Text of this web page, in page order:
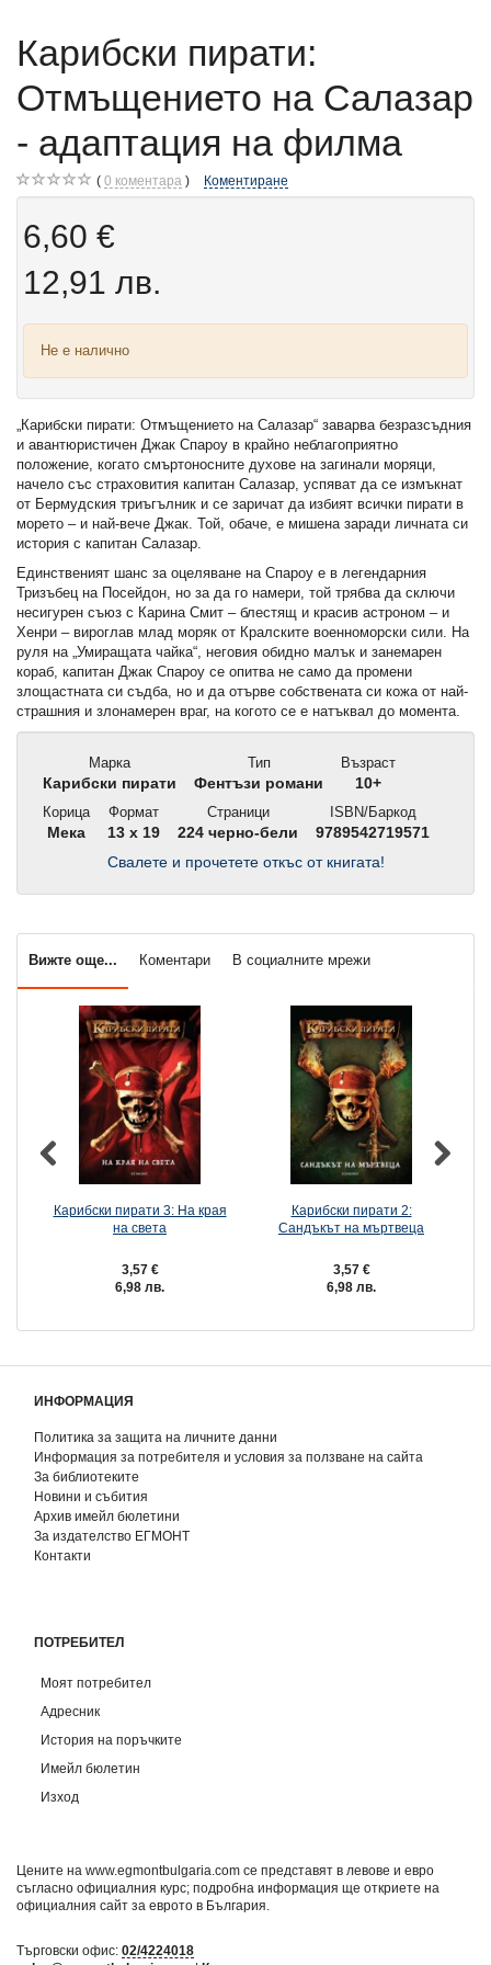
Карибски пирати:
Отмъщението на Салазар
- адаптация на филма
0 коментара Коментиране
6,60 €
12,91 лв.
Не е налично
„Карибски пирати: Отмъщението на Салазар“ заварва безразсъдния
и авантюристичен Джак Спароу в крайно неблагоприятно
положение, когато смъртоносните духове на загинали моряци,
начело със страховития капитан Салазар, успяват да се измъкнат
от Бермудския триъгълник и се заричат да избият всички пирати в
морето – и най-вече Джак. Той, обаче, е мишена заради личната си
история с капитан Салазар.
Единственият шанс за оцеляване на Спароу е в легендарния
Тризъбец на Посейдон, но за да го намери, той трябва да сключи
несигурен съюз с Карина Смит – блестящ и красив астроном – и
Хенри – вироглав млад моряк от Кралските военноморски сили. На
руля на „Умиращата чайка“, неговия обидно малък и занемарен
кораб, капитан Джак Спароу се опитва не само да промени
злощастната си съдба, но и да отърве собствената си кожа от най-
страшния и злонамерен враг, на когото се е натъквал до момента.
Марка
Карибски пирати
Тип
Фентъзи романи
Възраст
10+
Корица
Мека
Формат
13 x 19
Страници
224 черно-бели
ISBN/Баркод
9789542719571
Свалете и прочетете откъс от книгата!
Вижте още... Коментари В социалните мрежи
Карибски пирати 3: На края
на света
3,57 €
6,98 лв.
Карибски пирати 2:
Сандъкът на мъртвеца
3,57 €
6,98 лв.
ИНФОРМАЦИЯ
Политика за защита на личните данни
Информация за потребителя и условия за ползване на сайта
За библиотеките
Новини и събития
Архив имейл бюлетини
За издателство ЕГМОНТ
Контакти
ПОТРЕБИТЕЛ
Моят потребител
Адресник
История на поръчките
Имейл бюлетин
Изход
Цените на www.egmontbulgaria.com се представят в левове и евро
съгласно официалния курс; подробна информация ще откриете на
официалния сайт за еврото в България
Търговски офис: 02/4224018